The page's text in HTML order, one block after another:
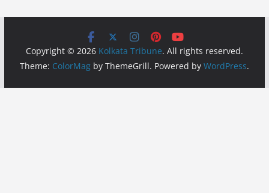
Copyright © 2026 Kolkata Tribune. All rights reserved.
Theme: ColorMagby ThemeGrill. Powered by WordPress.